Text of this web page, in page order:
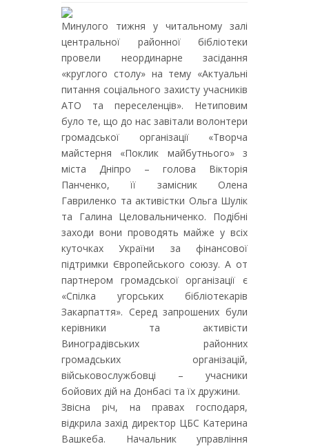
Минулого тижня у читальному залі
центральної районної бібліотеки
провели неординарне засідання
«круглого столу» на тему «Актуальні
питання соціального захисту учасників
АТО та переселенців». Нетиповим
було те, що до нас завітали волонтери
громадської організації «Творча
майстерня «Поклик майбутнього» з
міста Дніпро – голова Вікторія
Панченко, її замісник Олена
Гавриленко та активістки Ольга Шулік
та Галина Целовальниченко. Подібні
заходи вони проводять майже у всіх
куточках України за фінансової
підтримки Європейського союзу. А от
партнером громадської організації є
«Спілка угорських бібліотекарів
Закарпаття». Серед запрошених були
керівники та активісти
Виноградівських районних
громадських організацій,
військовослужбовці – учасники
бойових дій на Донбасі та їх дружини.
Звісна річ, на правах господаря,
відкрила захід директор ЦБС Катерина
Вашкеба. Начальник управління